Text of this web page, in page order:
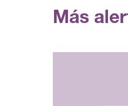
Más